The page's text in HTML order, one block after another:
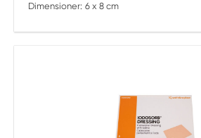
Dimensioner: 6 x 8 cm